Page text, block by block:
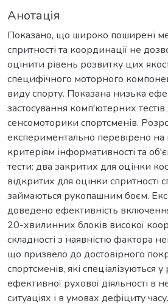
Анотація
Показано, що широко поширені
спритності та координації не
оцінити рівень розвитку цих
специфічного моторного
виду спорту. Показана низька
застосування комп'ютерних тестів
сенсомоторики спортсменів.
експериментально перевірено на
критеріям інформативності та
тести: два закритих для оцінки
відкритих для оцінки спритності
займаються рукопашним боєм.
доведено ефективність
20-хвилинних блоків високої
складності з наявністю фактора
що призвело до достовірного
спортсменів, які спеціалізуються
ефективної рухової діяльності в
ситуаціях і в умовах дефіциту часу.